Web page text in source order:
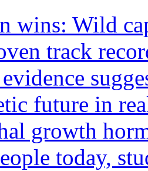
wins: Wild
track
future in
growth
today,